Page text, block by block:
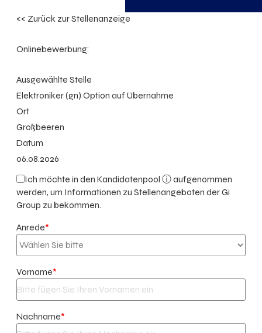
<< Zurück zur Stellenanzeige
Onlinebewerbung:
Ausgewählte Stelle
Elektroniker (gn) Option auf Übernahme
Ort
Großbeeren
Datum
06.08.2026
Ich möchte in denKandidatenpool ⓘaufgenommen
werden, um Informationen zu Stellenangeboten der Gi
Group zu bekommen.
Anrede*
Vorname*
Nachname*